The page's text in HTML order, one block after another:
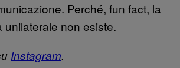
Perché, fun fact, la
unilaterale non esiste.
Instagram.